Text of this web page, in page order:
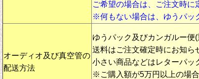
ご希望の場合は、ご注文時に
※何もない場合は、ゆうパッ
オーディオ及び真空管の
配送方法
ゆうパック及びカンガルー便
送料はご注文確定時にお知ら
小さい商品などはレターパッ
※ご購入額が5万円以上の場